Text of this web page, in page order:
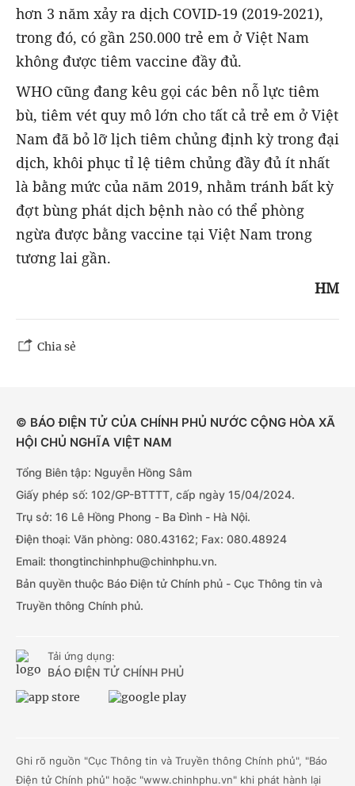
hơn 3 năm xảy ra dịch COVID-19 (2019-2021),
trong đó, có gần 250.000 trẻ em ở Việt Nam
không được tiêm vaccine đầy đủ.
WHO cũng đang kêu gọi các bên nỗ lực tiêm
bù, tiêm vét quy mô lớn cho tất cả trẻ em ở Việt
Nam đã bỏ lỡ lịch tiêm chủng định kỳ trong đại
dịch, khôi phục tỉ lệ tiêm chủng đầy đủ ít nhất
là bằng mức của năm 2019, nhằm tránh bất kỳ
đợt bùng phát dịch bệnh nào có thể phòng
ngừa được bằng vaccine tại Việt Nam trong
tương lai gần.
HM
Chia sẻ
© BÁO ĐIỆN TỬ CỦA CHÍNH PHỦ NƯỚC CỘNG HÒA XÃ
HỘI CHỦ NGHĨA VIỆT NAM
Tổng Biên tập: Nguyễn Hồng Sâm
Giấy phép số: 102/GP-BTTTT, cấp ngày 15/04/2024.
Trụ sở: 16 Lê Hồng Phong - Ba Đình - Hà Nội.
Điện thoại: Văn phòng: 080.43162; Fax: 080.48924
Email: thongtinchinhphu@chinhphu.vn.
Bản quyền thuộc Báo Điện tử Chính phủ - Cục Thông tin và
Truyền thông Chính phủ.
Tải ứng dụng:
BÁO ĐIỆN TỬ CHÍNH PHỦ
Ghi rõ nguồn "Cục Thông tin và Truyền thông Chính phủ", "Báo
Điện tử Chính phủ" hoặc "www.chinhphu.vn" khi phát hành lại